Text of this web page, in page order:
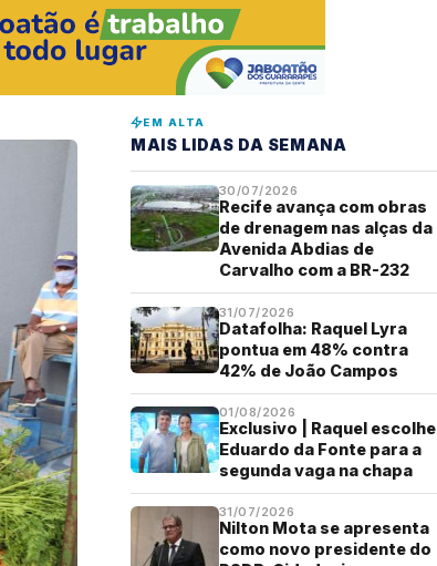
EM ALTA
MAIS LIDAS DA SEMANA
30/07/2026
Recife avança com obras
de drenagem nas alças da
Avenida Abdias de
Carvalho com a BR-232
31/07/2026
Datafolha: Raquel Lyra
pontua em 48% contra
42% de João Campos
01/08/2026
Exclusivo | Raquel escolhe
Eduardo da Fonte para a
segunda vaga na chapa
31/07/2026
Nilton Mota se apresenta
como novo presidente do